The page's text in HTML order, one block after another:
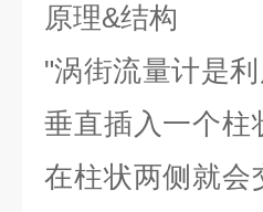
原理&结构
"涡街流量计是
垂直插入一个柱
在柱状两侧就会